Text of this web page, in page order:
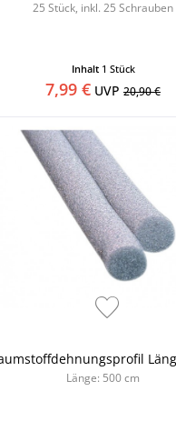
25 Stück, inkl. 25 Schrauben
Inhalt 1 Stück
7,99 € UVP 20,90 €
Länge: 500 cm